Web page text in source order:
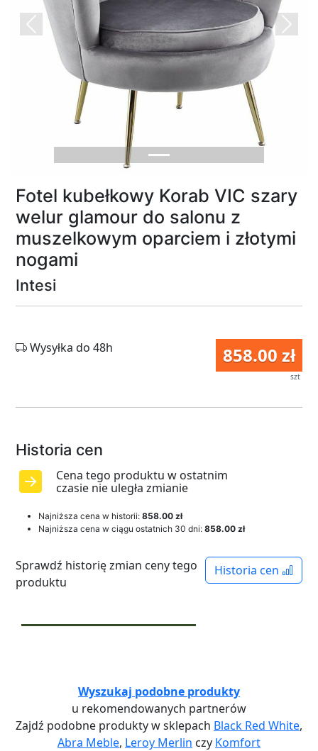
Previous Next
Fotel kubełkowy Korab VIC szary
welur glamour do salonu z
muszelkowym oparciem i złotymi
nogami
Intesi
858.00 zł
szt
Wysyłka do 48h
Historia cen
Cena tego produktu w ostatnim
czasie nie uległa zmianie
Najniższa cena w historii: 858.00 zł
Najniższa cena w ciągu ostatnich 30 dni: 858.00 zł
Historia cen
Sprawdź historię zmian ceny tego
produktu
Wyszukaj podobne produkty
u rekomendowanych partnerów
Zajdź podobne produkty w sklepach Black Red White,
Abra Meble, Leroy Merlin czy Komfort